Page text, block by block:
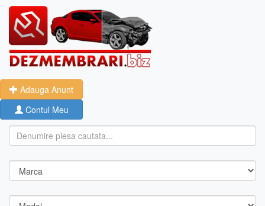
Adauga Anunt
Contul Meu